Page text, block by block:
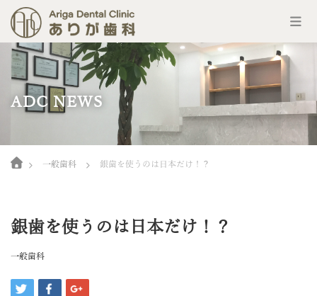
キ
ADC NEWS
Home 一般歯科 銀歯を使うのは日本だけ！？
銀歯を使うのは日本だけ！？
一般歯科